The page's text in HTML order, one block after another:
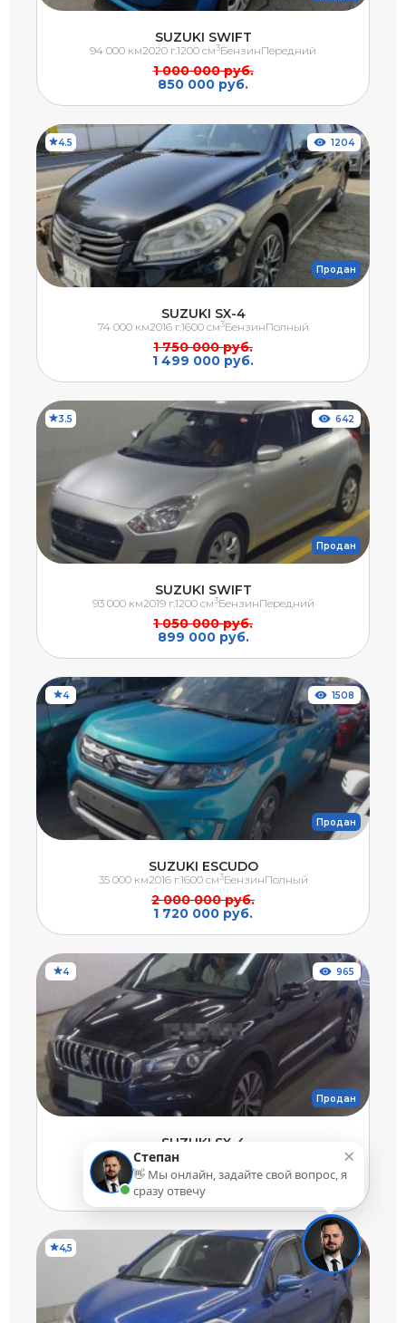
SUZUKI SWIFT
1 000 000 руб.
850 000 руб.
94 000 км2020 г.1200 см3БензинПередний
4.5
Продан
1204
SUZUKI SX-4
1 750 000 руб.
1 499 000 руб.
74 000 км2016 г.1600 см3БензинПолный
3.5
Продан
642
SUZUKI SWIFT
1 050 000 руб.
899 000 руб.
93 000 км2019 г.1200 см3БензинПередний
4
Продан
1508
SUZUKI ESCUDO
2 000 000 руб.
1 720 000 руб.
35 000 км2016 г.1600 см3БензинПолный
4
Продан
965
SUZUKI SX-4
1 800 000 руб.
1 599 000 руб.
88 000 км2018 г.
4,5 263
×
Степан
👋 Мы онлайн, задайте свой вопрос, я
сразу отвечу